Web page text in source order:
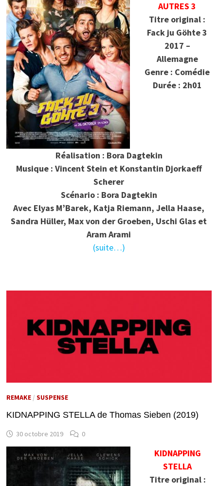
AUTRES 3
Titre original :
Fack ju Göhte 3
2017 –
Allemagne
Genre : Comédie
Durée : 2h01
Réalisation : Bora Dagtekin
Musique : Vincent Stein et Konstantin Djorkaeff
Scherer
Scénario : Bora Dagtekin
Avec Elyas M’Barek, Katja Riemann, Jella Haase,
Sandra Hüller, Max von der Groeben, Uschi Glas et
Aram Arami
(suite…)
REMAKE/ SUSPENSE
KIDNAPPING STELLA de Thomas Sieben (2019)
30 octobre 2019 0
KIDNAPPING
STELLA
Titre original :